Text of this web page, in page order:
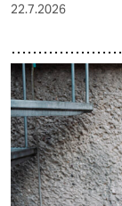
22.7.2026